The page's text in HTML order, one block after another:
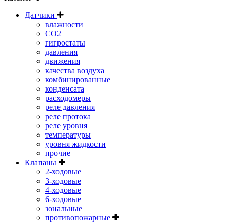
Датчики
влажности
CO2
гигростаты
давления
движения
качества воздуха
комбинированные
конденсата
расходомеры
реле давления
реле протока
реле уровня
температуры
уровня жидкости
прочие
Клапаны
2-ходовые
3-ходовые
4-ходовые
6-ходовые
зональные
противопожарные